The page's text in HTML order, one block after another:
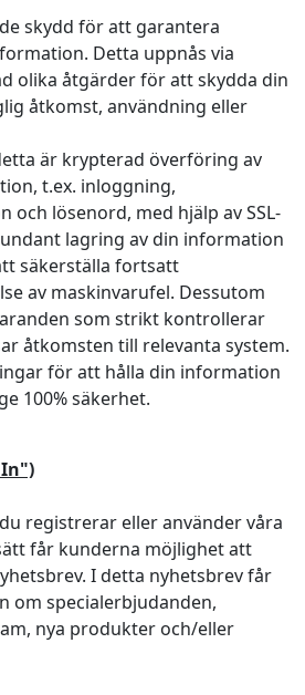
skydd för att garantera
Detta uppnås via
olika åtgärder för att skydda din
åtkomst, användning eller
är krypterad överföring av
t.ex. inloggning,
och lösenord, med hjälp av SSL-
lagring av din information
säkerställa fortsatt
av maskinvarufel. Dessutom
som strikt kontrollerar
åtkomsten till relevanta system.
för att hålla din information
100% säkerhet.
registrerar eller använder våra
får kunderna möjlighet att
I detta nyhetsbrev får
om specialerbjudanden,
nya produkter och/eller